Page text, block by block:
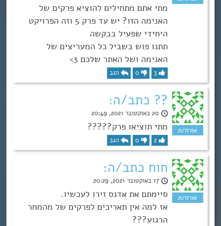
מתי אתם מתחילים להוציא פרקים של
האנימה הזו? יש עד פרק 5 וזה הפרויקט
היחידי שפעיל בבקשה
תתנו פוש בשביל כל המעריצים של
האנימה ושל האתר שלכם 3>
3
0 הגב
?? כתב/ה:
20 באוקטובר 2021, 20:49
מתי תוציאו פרק?????
2
0 הגב
חוח כתב/ה:
17 באוקטובר 2021, 20:29
סיימתם את אדנס זירו לעכשיו.
אז למה אין תאריכים לפרקים של מהמחר
הרגוע???